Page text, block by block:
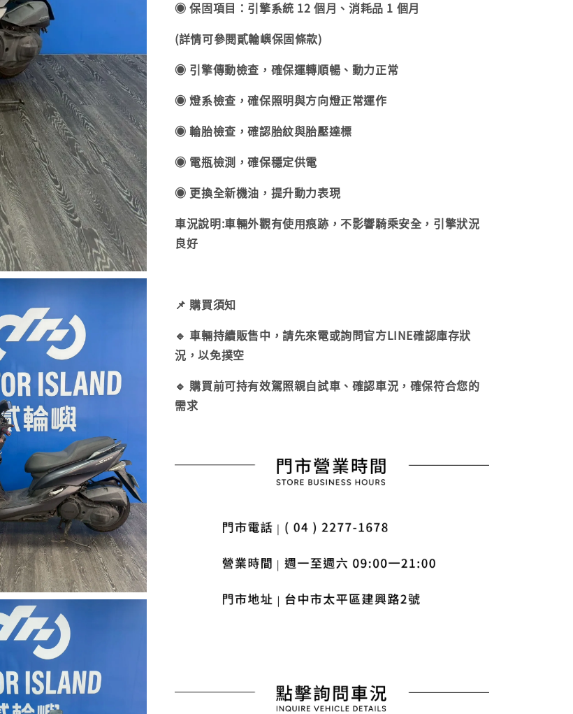
◉ 保固項目：引擎系統 12 個月、消耗品 1 個月
(詳情可參閱貳輪嶼保固條款)
◉ 引擎傳動檢查，確保運轉順暢、動力正常
◉ 燈系檢查，確保照明與方向燈正常運作
◉ 輪胎檢查，確認胎紋與胎壓達標
◉ 電瓶檢測，確保穩定供電
◉ 更換全新機油，提升動力表現
車況說明:車輛外觀有使用痕跡，不影響騎乘安全，引擎狀況
良好
📌 購買須知
🔹 車輛持續販售中，請先來電或詢問官方LINE確認庫存狀
況，以免撲空
🔹 購買前可持有效駕照親自試車、確認車況，確保符合您的
需求